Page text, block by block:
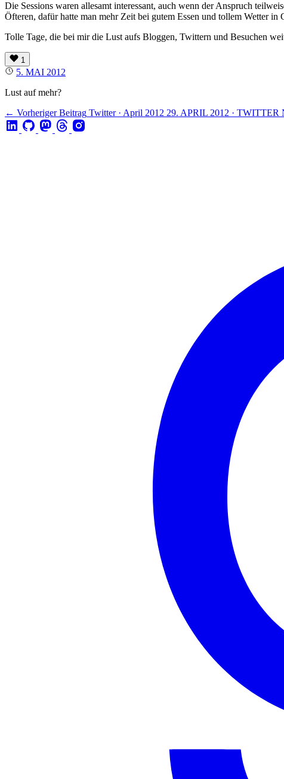
Die Sessions waren allesamt interessant, auch wenn der Anspruch
Öfteren, dafür hatte man mehr Zeit bei gutem Essen und tollem Wetter
Tolle Tage, die bei mir die Lust aufs Bloggen, Twittern und Besuchen
1
5. MAI 2012
Lust auf mehr?
← Vorheriger Beitrag Twitter · April 2012 29. APRIL 2012 · TWITTER